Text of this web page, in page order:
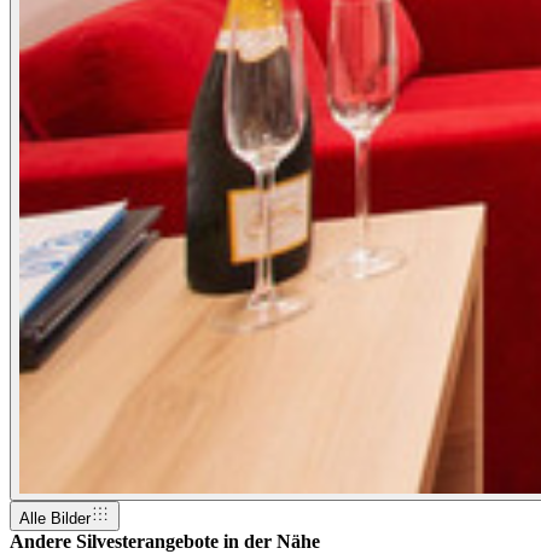
Alle Bilder
Andere Silvesterangebote in der Nähe